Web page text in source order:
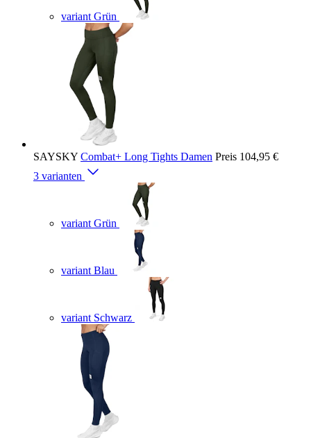
variant Grün
SAYSKY Combat+ Long Tights Damen Preis 104,95 €
3 varianten
variant Grün
variant Blau
variant Schwarz